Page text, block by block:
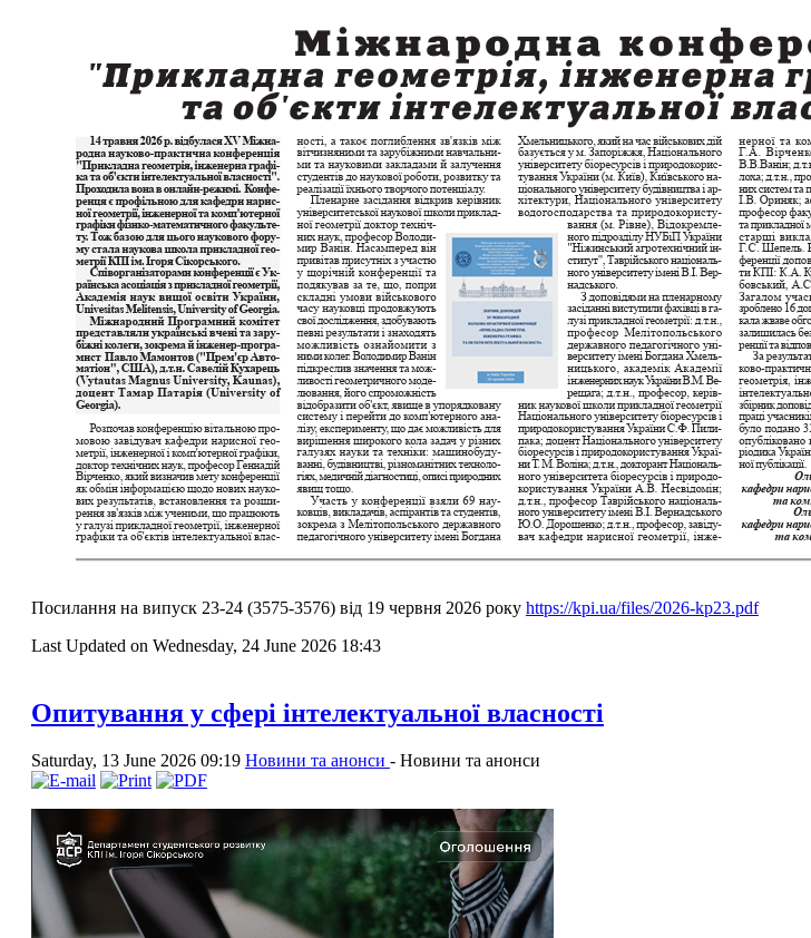
Посилання на випуск 23-24 (3575-3576) від 19 червня 2026 року https://kpi.ua/files/2026-kp23.pdf
Last Updated on Wednesday, 24 June 2026 18:43
Опитування у сфері інтелектуальної власності
Saturday, 13 June 2026 09:19 Новини та анонси - Новини та анонси